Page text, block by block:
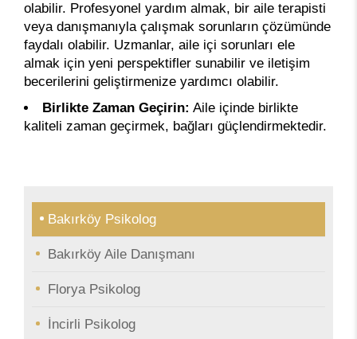
olabilir. Profesyonel yardım almak, bir aile terapisti
veya danışmanıyla çalışmak sorunların çözümünde
faydalı olabilir. Uzmanlar, aile içi sorunları ele
almak için yeni perspektifler sunabilir ve iletişim
becerilerini geliştirmenize yardımcı olabilir.
Birlikte Zaman Geçirin: Aile içinde birlikte
kaliteli zaman geçirmek, bağları güçlendirmektedir.
Bakırköy Psikolog
Bakırköy Aile Danışmanı
Florya Psikolog
İncirli Psikolog